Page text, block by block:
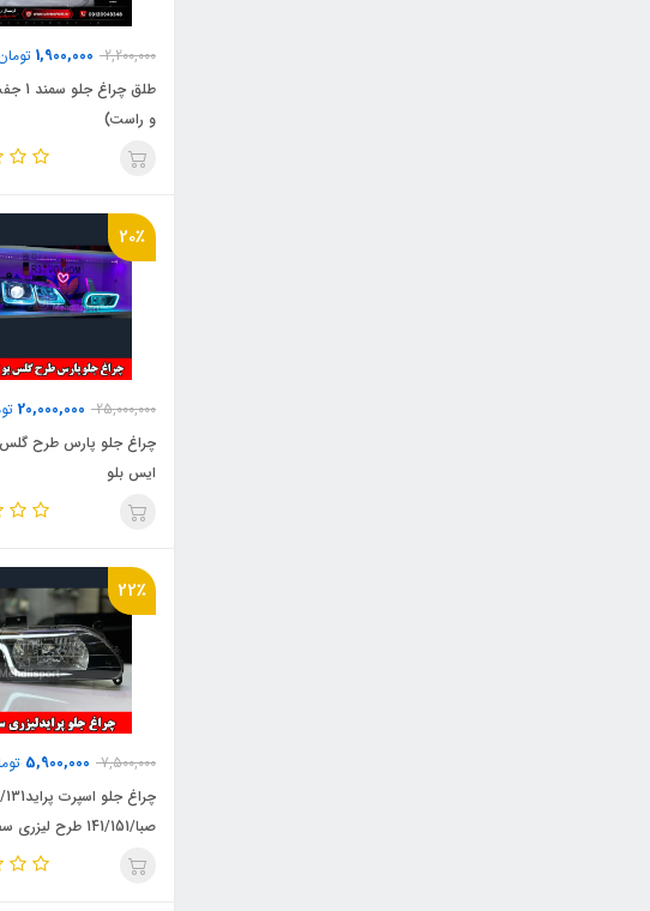
2,200,000
1,900,000
طلق
و راست)
20٪
25,000,000
20,000,000
چراغ جلو پارس طرح گلس
ایس بلو
22٪
7,500,000
5,900,000
چراغ جلو اسپرت پراید131/
صبا/141/151 طرح لیزری سفید